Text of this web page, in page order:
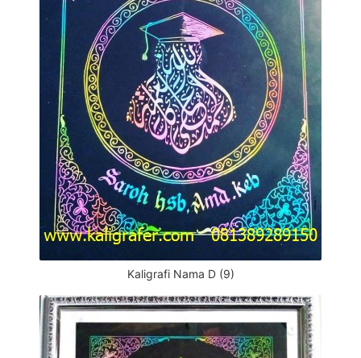
Kaligrafi Nama D (9)